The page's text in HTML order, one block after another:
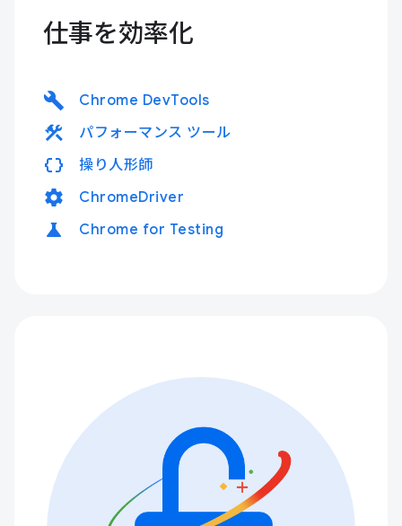
仕事を効率化
build Chrome DevTools
construction パフォーマンス ツール
data_object 操り人形師
settings ChromeDriver
science Chrome for Testing